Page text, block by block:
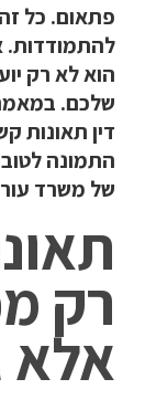
פתאום. כל
להתמודדות.
הוא לא רק
שלכם.
דין תאונות
התמונה
של משרד
רק
אלא